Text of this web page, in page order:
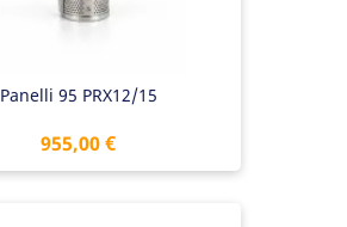
Panelli 95 PRX12/15
Preis
955,00 €